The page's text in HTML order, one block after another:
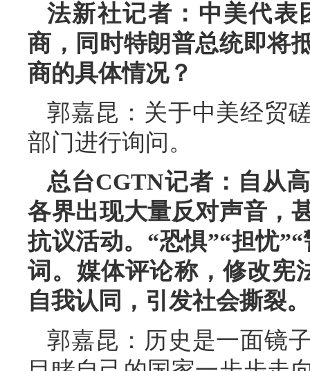
法新社记者：中美代表
商，同时特朗普总统即将
商的具体情况？
郭嘉昆：关于中美经贸
部门进行询问。
总台CGTN记者：自从
各界出现大量反对声音，
抗议活动。“恐惧”“担忧
词。媒体评论称，修改宪
自我认同，引发社会撕裂
郭嘉昆：历史是一面镜